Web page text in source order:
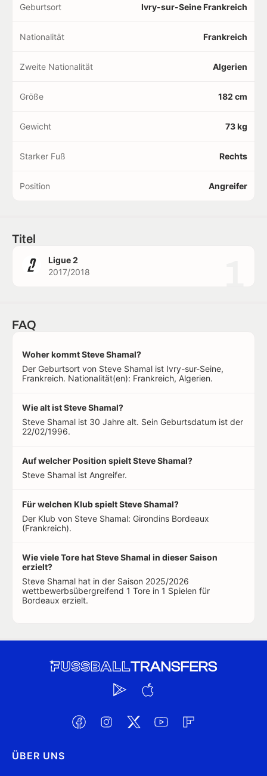
Geburtsort Ivry-sur-Seine Frankreich
Nationalität Frankreich
Zweite Nationalität Algerien
Größe 182 cm
Gewicht 73 kg
Starker Fuß Rechts
Position Angreifer
Titel
Ligue 2
2017/2018
FAQ
Woher kommt Steve Shamal?
Der Geburtsort von Steve Shamal ist Ivry-sur-Seine,
Frankreich. Nationalität(en): Frankreich, Algerien.
Wie alt ist Steve Shamal?
Steve Shamal ist 30 Jahre alt. Sein Geburtsdatum ist der
22/02/1996.
Auf welcher Position spielt Steve Shamal?
Steve Shamal ist Angreifer.
Für welchen Klub spielt Steve Shamal?
Der Klub von Steve Shamal: Girondins Bordeaux
(Frankreich).
Wie viele Tore hat Steve Shamal in dieser Saison
erzielt?
Steve Shamal hat in der Saison 2025/2026
wettbewerbsübergreifend 1 Tore in 1 Spielen für
Bordeaux erzielt.
ÜBER UNS